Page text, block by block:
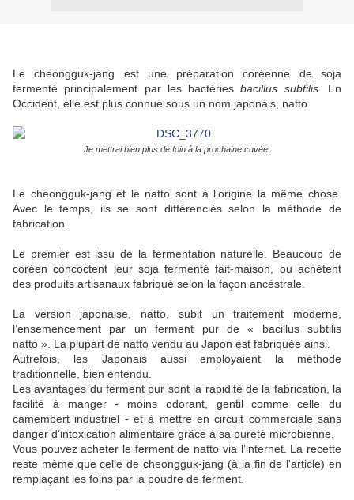
Le cheongguk-jang est une préparation coréenne de soja
fermenté principalement par les bactériesbacillus subtilis. En
Occident, elle est plus connue sous un nom japonais, natto.
Je mettrai bien plus de foin à la prochaine cuvée.
Le cheongguk-jang et le natto sont à l’origine la même chose.
Avec le temps, ils se sont différenciés selon la méthode de
fabrication.
Le premier est issu de la fermentation naturelle. Beaucoup de
coréen concoctent leur soja fermenté fait-maison, ou achètent
des produits artisanaux fabriqué selon la façon ancéstrale.
La version japonaise, natto, subit un traitement moderne,
l’ensemencement par un ferment pur de « bacillus subtilis
natto ». La plupart de natto vendu au Japon est fabriquée ainsi.
Autrefois, les Japonais aussi employaient la méthode
traditionnelle, bien entendu.
Les avantages du ferment pur sont la rapidité de la fabrication, la
facilité à manger - moins odorant, gentil comme celle du
camembert industriel - et à mettre en circuit commerciale sans
danger d’intoxication alimentaire grâce à sa pureté microbienne.
Vous pouvez acheter le ferment de natto via l’internet. La recette
reste même que celle de cheongguk-jang (à la fin de l'article) en
remplaçant les foins par la poudre de ferment.